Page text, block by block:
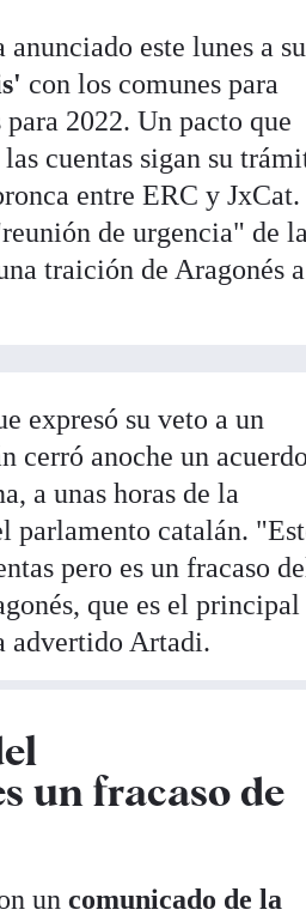
anunciado este lunes a su
con los comunes para
2022. Un pacto que
cuentas sigan su
entre ERC y
de urgencia" de
traición de Aragonés a
expresó su veto a un
cerró anoche un acuerdo
a unas horas de la
parlamento catalán.
pero es un fracaso
que es el principal
advertido Artadi.
un fracaso de
un comunicado de la